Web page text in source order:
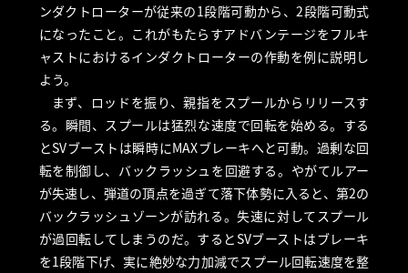
ンダクトローターが従来の1段階可動から、2段階可動式
になったこと。これがもたらすアドバンテージをフルキ
ャストにおけるインダクトローターの作動を例に説明し
よう。
まず、ロッドを振り、親指をスプールからリリースす
る。瞬間、スプールは猛烈な速度で回転を始める。する
とSVブーストは瞬時にMAXブレーキへと可動。過剰な回
転を制御し、バックラッシュを回避する。やがてルアー
が失速し、弾道の頂点を過ぎて落下体勢に入ると、第2の
バックラッシュゾーンが訪れる。失速に対してスプール
が過回転してしまうのだ。するとSVブーストはブレーキ
を1段階下げ、実に絶妙な力加減でスプール回転速度を整